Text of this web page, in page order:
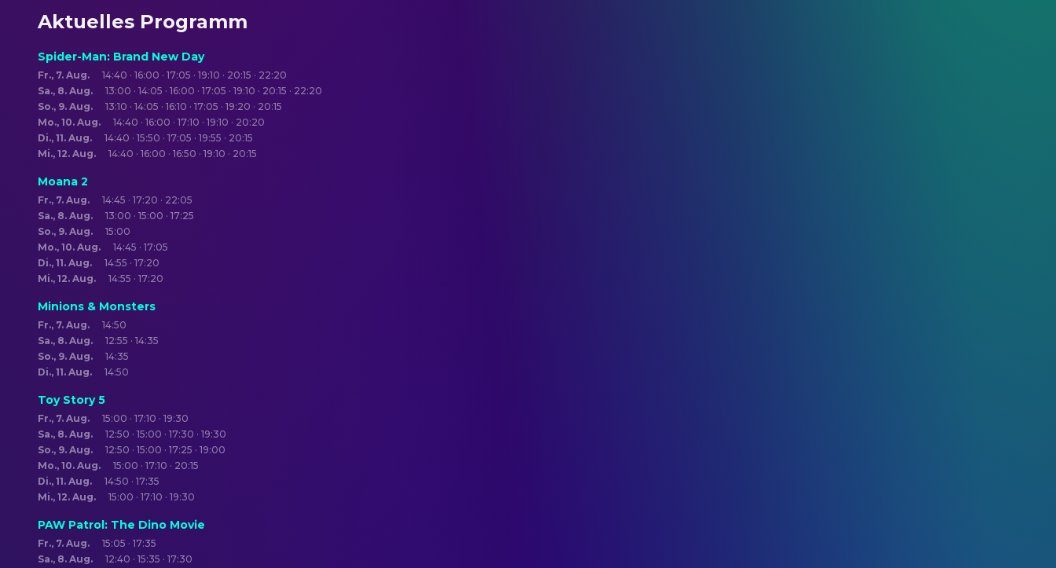
Aktuelles Programm
Spider-Man: Brand New Day
Fr., 7. Aug.
14:40 · 16:00 · 17:05 · 19:10 · 20:15 · 22:20
Sa., 8. Aug.
13:00 · 14:05 · 16:00 · 17:05 · 19:10 · 20:15 · 22:20
So., 9. Aug.
13:10 · 14:05 · 16:10 · 17:05 · 19:20 · 20:15
Mo., 10. Aug.
14:40 · 16:00 · 17:10 · 19:10 · 20:20
Di., 11. Aug.
14:40 · 15:50 · 17:05 · 19:55 · 20:15
Mi., 12. Aug.
14:40 · 16:00 · 16:50 · 19:10 · 20:15
Moana 2
Fr., 7. Aug.
14:45 · 17:20 · 22:05
Sa., 8. Aug.
13:00 · 15:00 · 17:25
So., 9. Aug.
15:00
Mo., 10. Aug.
14:45 · 17:05
Di., 11. Aug.
14:55 · 17:20
Mi., 12. Aug.
14:55 · 17:20
Minions & Monsters
Fr., 7. Aug.
14:50
Sa., 8. Aug.
12:55 · 14:35
So., 9. Aug.
14:35
Di., 11. Aug.
14:50
Toy Story 5
Fr., 7. Aug.
15:00 · 17:10 · 19:30
Sa., 8. Aug.
12:50 · 15:00 · 17:30 · 19:30
So., 9. Aug.
12:50 · 15:00 · 17:25 · 19:00
Mo., 10. Aug.
15:00 · 17:10 · 20:15
Di., 11. Aug.
14:50 · 17:35
Mi., 12. Aug.
15:00 · 17:10 · 19:30
PAW Patrol: The Dino Movie
Fr., 7. Aug.
15:05 · 17:35
Sa., 8. Aug.
12:40 · 15:35 · 17:30